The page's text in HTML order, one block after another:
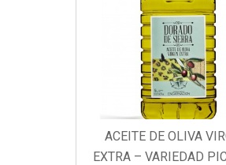
ACEITE DE OLIVA
EXTRA – VARIEDAD